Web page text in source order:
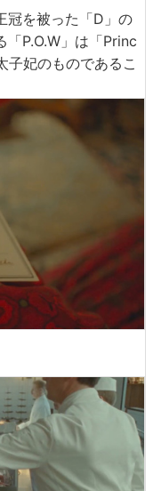
冠を被った「D」の
「P.O.W」は「Princ
子妃のものであるこ